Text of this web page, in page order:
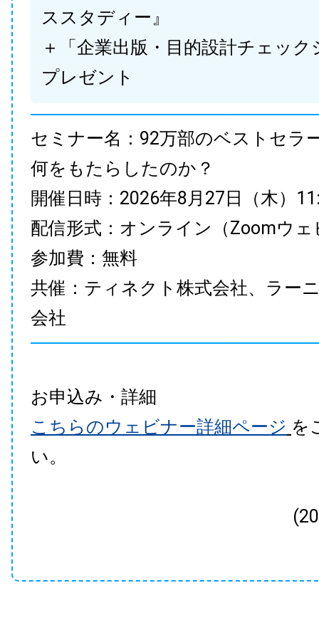
ススタディー』
＋「企業出版・目的設計チェック
プレゼント
セミナー名：92万部のベストセラ
何をもたらしたのか？
開催日時：2026年8月27日（木）
配信形式：オンライン（Zoomウェ
参加費：無料
共催：ティネクト株式会社、ラー
会社
お申込み・詳細
こちらのウェビナー詳細ページ を
い。